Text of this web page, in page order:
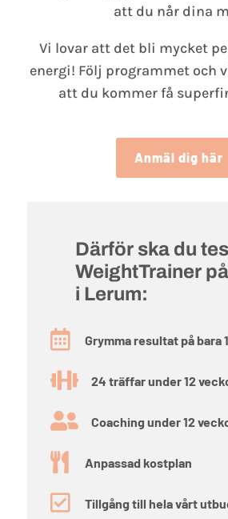
att du når dina
Vi lovar att det bli mycket
energi! Följ programmet och
att du kommer få
Anmäl dig här
Därför ska du
WeightTrainer
i Lerum:
 Grymma resultat på bara
 24 träffar under 12
 Coaching under 12
 Anpassad kostplan

Tillgång till hela vårt